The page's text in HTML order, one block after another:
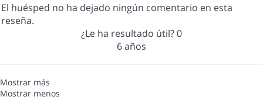
El huésped no ha dejado ningún comentario en esta
reseña.
¿Le ha resultado útil?0
6 años
Mostrar más
Mostrar menos